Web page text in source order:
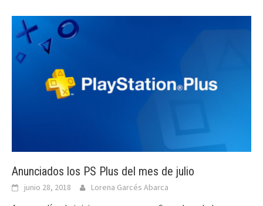
Anunciados los PS Plus del mes de julio
junio 28, 2018 Lorena Garcés Abarca